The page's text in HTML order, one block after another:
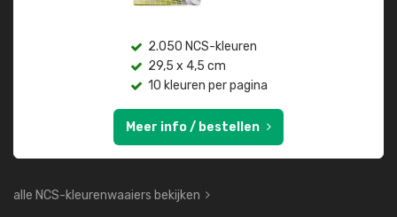
2.050 NCS-kleuren
29,5 x 4,5 cm
10 kleuren per pagina
Meer info / bestellen
alle NCS-kleurenwaaiers bekijken